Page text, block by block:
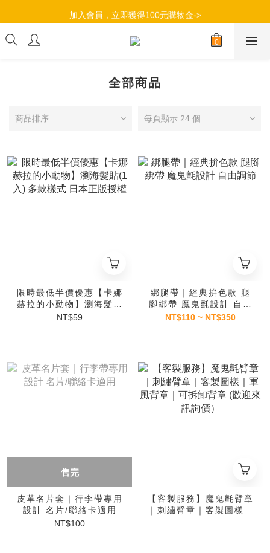
加入會員，立即獲得100元購物金->
加入會員，立即獲得100元購物金->
滿$490超商取貨免運，滿799全店免運->
全部商品
商品排序 每頁顯示 24 個
限時最低半價優惠【卡娜
赫拉的小動物】瀏海髮貼
(1入) 多款樣式 日本正
NT$59
綁腿帶｜經典拚色款 腿
腳綁帶 魔鬼氈設計 自由
調節
NT$110 ~ NT$350
售完
皮革名片套｜行李帶專用
設計 名片/聯絡卡適用
NT$100
【客製服務】魔鬼氈臂章
｜刺繡臂章｜客製圖樣｜